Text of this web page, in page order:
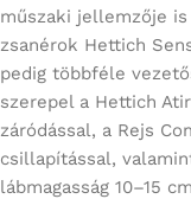
műszaki jellemzője
zsanérok Hettich
pedig többféle
szerepel a Hettich
záródással, a Rejs
csillapítással,
lábmagasság 10–15